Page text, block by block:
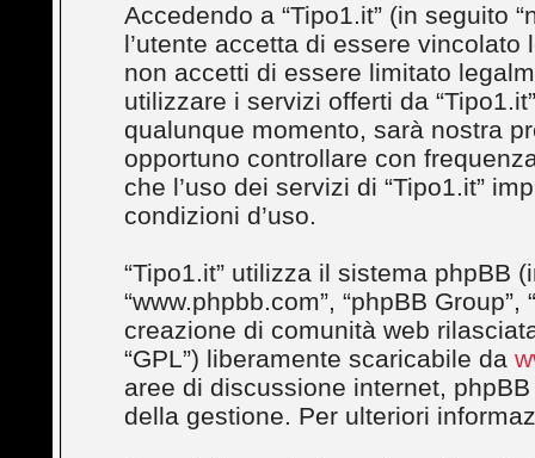
Accedendo a “Tipo1.it” (in seguito
l’utente accetta di essere
non accetti di essere limitato
utilizzare i servizi offerti da
qualunque momento, sarà nostra
opportuno controllare con
che l’uso dei servizi di “Tipo1.it”
condizioni d’uso.
“Tipo1.it” utilizza il sistema phpBB
“www.phpbb.com”, “phpBB
creazione di comunità web
“GPL”) liberamente scaricabile da
aree di discussione internet,
della gestione. Per ulteriori